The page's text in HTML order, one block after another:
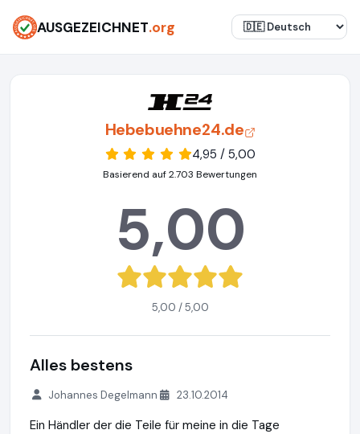
AUSGEZEICHNET.org
Hebebuehne24.de
4,95 / 5,00
Basierend auf 2.703 Bewertungen
5,00
5,00 / 5,00
Alles bestens
Johannes Degelmann 23.10.2014
Ein Händler der die Teile für meine in die Tage